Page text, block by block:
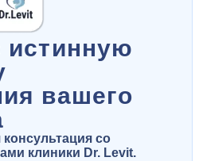
истинную
вашего
консультация со
клиники Dr. Levit.